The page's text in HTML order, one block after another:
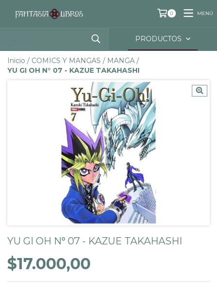
0 MENÚ
PRODUCTOS
Inicio / COMICS Y MANGAS / MANGA /
YU GI OH N° 07 - KAZUE TAKAHASHI
YU GI OH N° 07 - KAZUE TAKAHASHI
$17.000,00